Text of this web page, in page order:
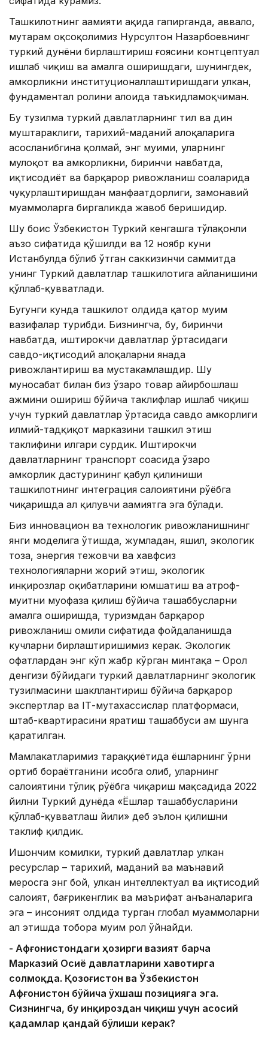
Ташкилотнинг аҳамияти ҳақида гапирганда, аввало,
муҳтарам оқсоқолимиз Нурсултон Назарбоевнинг
туркий дунёни бирлаштириш ғоясини контцептуал
ишлаб чиқиш ва амалга оширишдаги, шунингдек,
ҳамкорликни институционаллаштиришдаги улкан,
фундаментал ролини алоҳида таъкидламоқчиман.
Бу тузилма туркий давлатларнинг тил ва дин
муштараклиги, тарихий-маданий алоқаларига
асосланибгина қолмай, энг муҳими, уларнинг
мулоқот ва ҳамкорликни, биринчи навбатда,
иқтисодиёт ва барқарор ривожланиш соҳаларида
чуқурлаштиришдан манфаатдорлиги, замонавий
муаммоларга биргаликда жавоб беришидир.
Шу боис Ўзбекистон Туркий кенгашга тўлақонли
аъзо сифатида қўшилди ва 12 ноябр куни
Истанбулда бўлиб ўтган саккизинчи саммитда
унинг Туркий давлатлар ташкилотига айланишини
қўллаб-қувватлади.
Бугунги кунда ташкилот олдида қатор муҳим
вазифалар турибди. Бизнингча, бу, биринчи
навбатда, иштирокчи давлатлар ўртасидаги
савдо-иқтисодий алоқаларни янада
ривожлантириш ва мустаҳкамлашдир. Шу
муносабат билан биз ўзаро товар айирбошлаш
ҳажмини ошириш бўйича таклифлар ишлаб чиқиш
учун туркий давлатлар ўртасида савдо ҳамкорлиги
илмий-тадқиқот марказини ташкил этиш
таклифини илгари сурдик. Иштирокчи
давлатларнинг транспорт соҳасида ўзаро
ҳамкорлик дастурининг қабул қилиниши
ташкилотнинг интеграция салоҳиятини рўёбга
чиқаришда ҳал қилувчи аҳамиятга эга бўлади.
Биз инновацион ва технологик ривожланишнинг
янги моделига ўтишда, жумладан, яшил, экологик
тоза, энергия тежовчи ва хавфсиз
технологияларни жорий этиш, экологик
инқирозлар оқибатларини юмшатиш ва атроф-
муҳитни муҳофаза қилиш бўйича ташаббусларни
амалга оширишда, туризмдан барқарор
ривожланиш омили сифатида фойдаланишда
кучларни бирлаштиришимиз керак. Экологик
офатлардан энг кўп жабр кўрган минтақа – Орол
денгизи бўйидаги туркий давлатларнинг экологик
тузилмасини шакллантириш бўйича барқарор
экспертлар ва IТ-мутахассислар платформаси,
штаб-квартирасини яратиш ташаббуси ҳам шунга
қаратилган.
Мамлакатларимиз тараққиётида ёшларнинг ўрни
ортиб бораётганини ҳисобга олиб, уларнинг
салоҳиятини тўлиқ рўёбга чиқариш мақсадида 2022
йилни Туркий дунёда «Ёшлар ташаббусларини
қўллаб-қувватлаш йили» деб эълон қилишни
таклиф қилдик.
Ишончим комилки, туркий давлатлар улкан
ресурслар – тарихий, маданий ва маънавий
меросга энг бой, улкан интеллектуал ва иқтисодий
салоҳият, бағрикенглик ва маърифат анъаналарига
эга – инсоният олдида турган глобал муаммоларни
ҳал этишда тобора муҳим рол ўйнайди.
- Афғонистондаги ҳозирги вазият барча
Марказий Осиё давлатларини хавотирга
солмоқда. Қозоғистон ва Ўзбекистон
Афғонистон бўйича ўхшаш позицияга эга.
Сизнингча, бу инқироздан чиқиш учун асосий
қадамлар қандай бўлиши керак?